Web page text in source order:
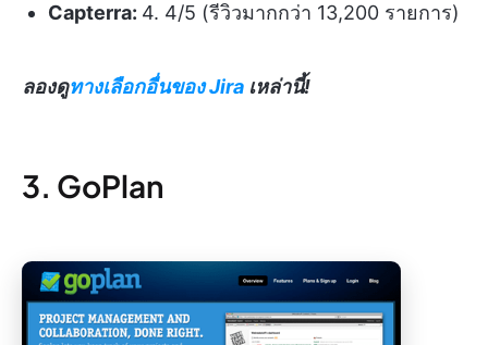
Capterra: 4. 4/5 (รีวิวมากกว่า 13,200 รายการ)
ลองดูทางเลือกอื่นของ Jira เหล่านี้!
3. GoPlan